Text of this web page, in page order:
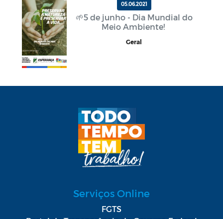
05.06.2021
🌱5 de junho - Dia Mundial do
Meio Ambiente!
Geral
Serviços Online
FGTS